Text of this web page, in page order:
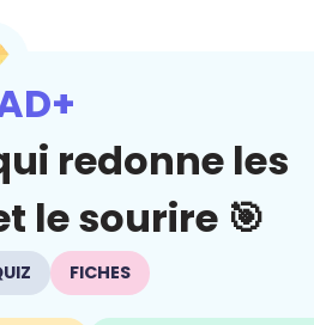
redonne les
le sourire 🎯
FICHES